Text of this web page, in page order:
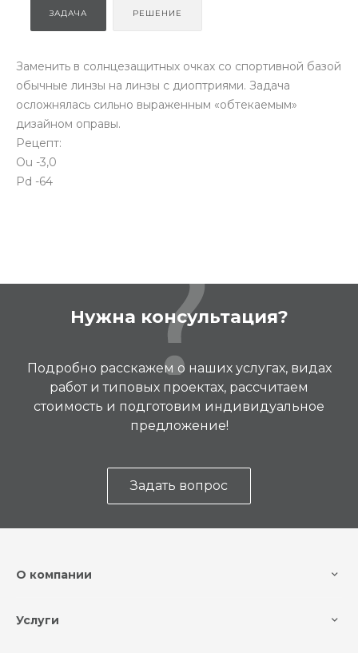
ЗАДАЧА РЕШЕНИЕ
Заменить в солнцезащитных очках со спортивной базой
обычные линзы на линзы с диоптриями. Задача
осложнялась сильно выраженным «обтекаемым»
дизайном оправы.
Рецепт:
Ou -3,0
Pd -64
Нужна консультация?
Подробно расскажем о наших услугах, видах
работ и типовых проектах, рассчитаем
стоимость и подготовим индивидуальное
предложение!
Задать вопрос
О компании
Услуги